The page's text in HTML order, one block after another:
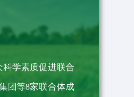
学素质促进联合
团等8家联合体成